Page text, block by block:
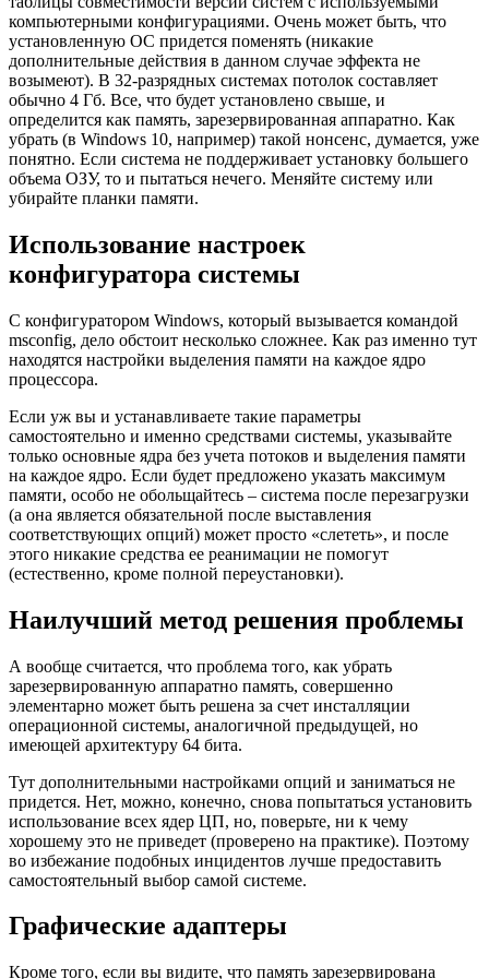
компьютерными конфигурациями. Очень может быть, что
установленную ОС придется поменять (никакие
дополнительные действия в данном случае эффекта не
возымеют). В 32-разрядных системах потолок составляет
обычно 4 Гб. Все, что будет установлено свыше, и
определится как память, зарезервированная аппаратно. Как
убрать (в Windows 10, например) такой нонсенс, думается, уже
понятно. Если система не поддерживает установку большего
объема ОЗУ, то и пытаться нечего. Меняйте систему или
убирайте планки памяти.
Использование настроек
конфигуратора системы
С конфигуратором Windows, который вызывается командой
msconfig, дело обстоит несколько сложнее. Как раз именно тут
находятся настройки выделения памяти на каждое ядро
процессора.
Если уж вы и устанавливаете такие параметры
самостоятельно и именно средствами системы, указывайте
только основные ядра без учета потоков и выделения памяти
на каждое ядро. Если будет предложено указать максимум
памяти, особо не обольщайтесь – система после перезагрузки
(а она является обязательной после выставления
соответствующих опций) может просто «слететь», и после
этого никакие средства ее реанимации не помогут
(естественно, кроме полной переустановки).
Наилучший метод решения проблемы
А вообще считается, что проблема того, как убрать
зарезервированную аппаратно память, совершенно
элементарно может быть решена за счет инсталляции
операционной системы, аналогичной предыдущей, но
имеющей архитектуру 64 бита.
Тут дополнительными настройками опций и заниматься не
придется. Нет, можно, конечно, снова попытаться установить
использование всех ядер ЦП, но, поверьте, ни к чему
хорошему это не приведет (проверено на практике). Поэтому
во избежание подобных инцидентов лучше предоставить
самостоятельный выбор самой системе.
Графические адаптеры
Кроме того, если вы видите, что память зарезервирована